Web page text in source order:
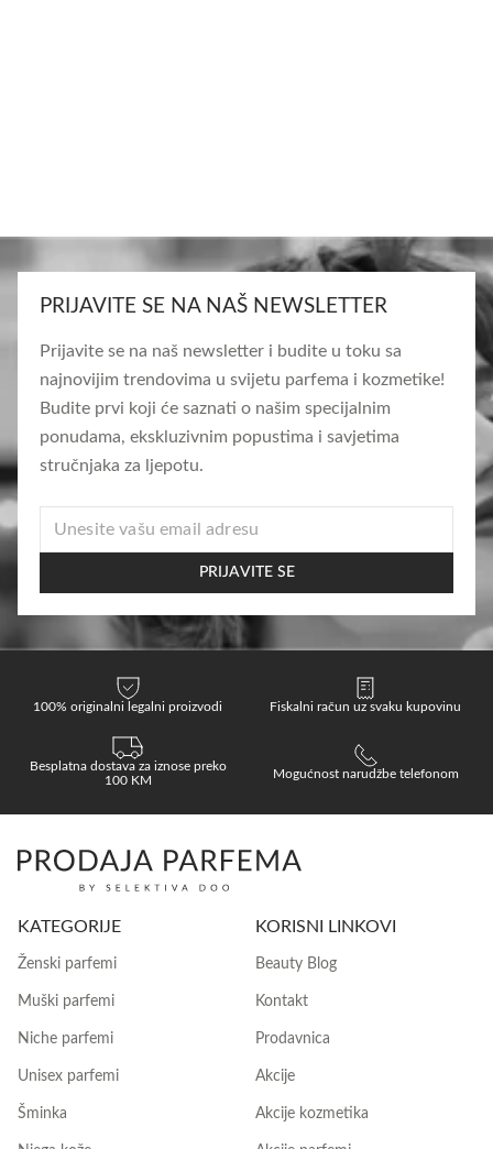
PRIJAVITE SE NA NAŠ NEWSLETTER
Prijavite se na naš newsletter i budite u toku sa
najnovijim trendovima u svijetu parfema i kozmetike!
Budite prvi koji će saznati o našim specijalnim
ponudama, ekskluzivnim popustima i savjetima
stručnjaka za ljepotu.
PRIJAVITE SE
100% originalni legalni proizvodi Fiskalni račun uz svaku kupovinu
Besplatna dostava za iznose preko
100 KM
Mogućnost narudžbe telefonom
KATEGORIJE
Ženski parfemi
Muški parfemi
Niche parfemi
Unisex parfemi
Šminka
KORISNI LINKOVI
Beauty Blog
Kontakt
Prodavnica
Akcije
Akcije kozmetika